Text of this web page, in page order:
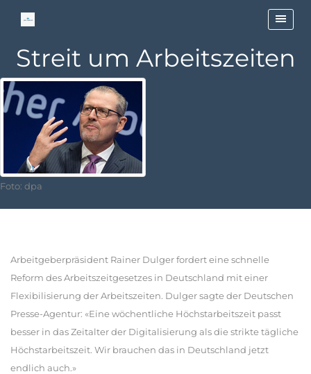
Streit um Arbeitszeiten
Foto: dpa
Arbeitgeberpräsident Rainer Dulger fordert eine schnelle
Reform des Arbeitszeitgesetzes in Deutschland mit einer
Flexibilisierung der Arbeitszeiten. Dulger sagte der Deutschen
Presse-Agentur: «Eine wöchentliche Höchstarbeitszeit passt
besser in das Zeitalter der Digitalisierung als die strikte tägliche
Höchstarbeitszeit. Wir brauchen das in Deutschland jetzt
endlich auch.»